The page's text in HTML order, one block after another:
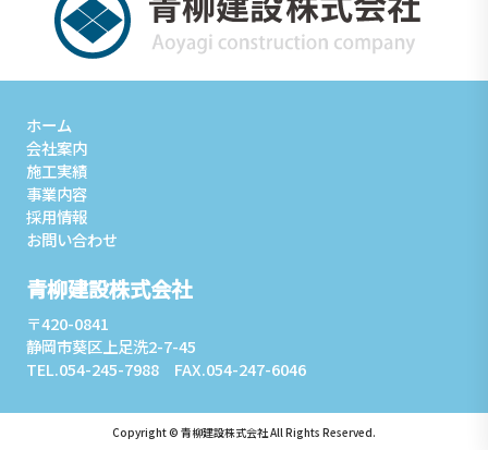
ホーム
会社案内
施工実績
事業内容
採用情報
お問い合わせ
青柳建設株式会社
〒420-0841
静岡市葵区上足洗2-7-45
TEL.054-245-7988 FAX.054-247-6046
Copyright © 青柳建設株式会社 All Rights Reserved.